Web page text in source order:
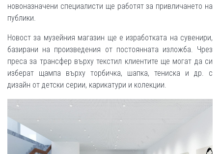
новоназначени специалисти ще работят за привличането на
публики.
Новост за музейния магазин ще е изработката на сувенири,
базирани на произведения от постоянната изложба. Чрез
преса за трансфер върху текстил клиентите ще могат да си
изберат щампа върху торбичка, шапка, тениска и др. с
дизайн от детски серии, карикатури и колекции.